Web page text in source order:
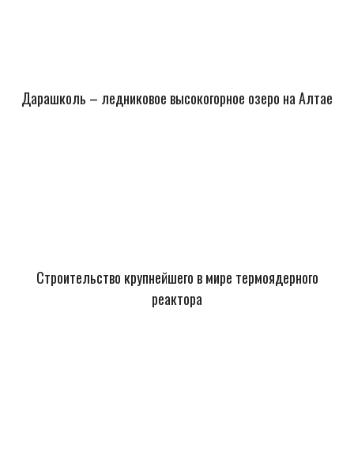
Дарашколь – ледниковое высокогорное озеро на Алтае
Строительство крупнейшего в мире термоядерного
реактора